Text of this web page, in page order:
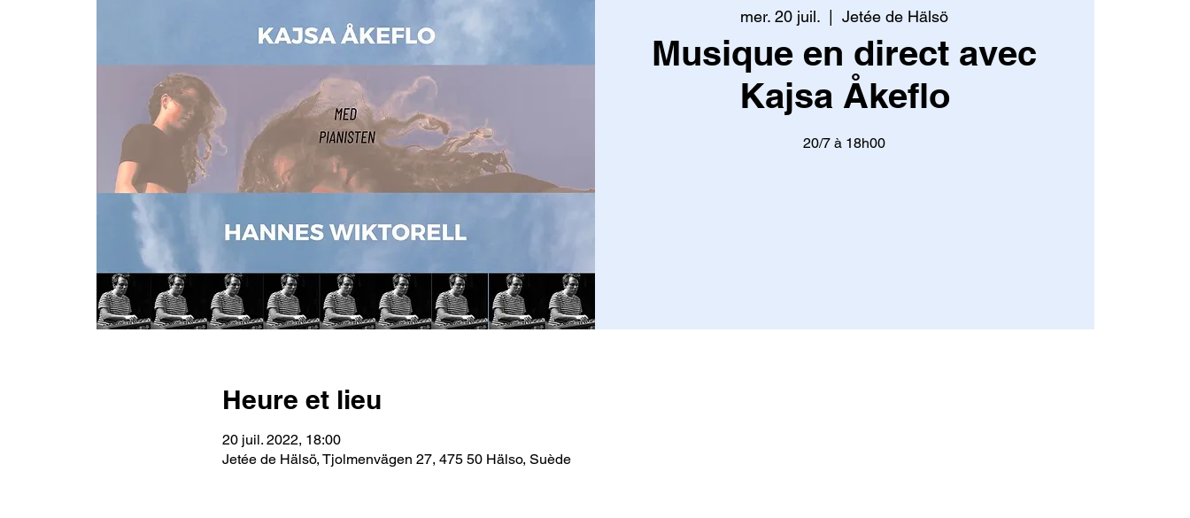
mer. 20 juil.
  |
Jetée de Hälsö
Musique en direct avec
Kajsa Åkeflo
20/7 à 18h00
Heure et lieu
20 juil. 2022, 18:00
Jetée de Hälsö, Tjolmenvägen 27, 475 50 Hälso, Suède